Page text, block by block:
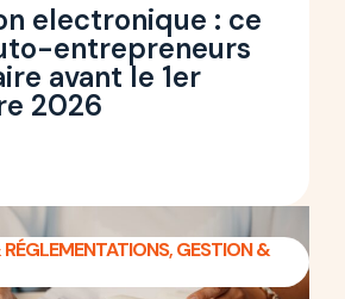
electronique : ce
entrepreneurs
avant le 1er
2026
,GESTION &